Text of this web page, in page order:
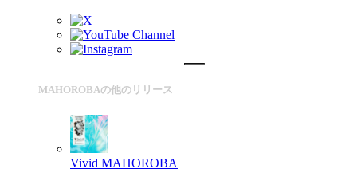
MAHOROBAの他のリリース
Vivid MAHOROBA